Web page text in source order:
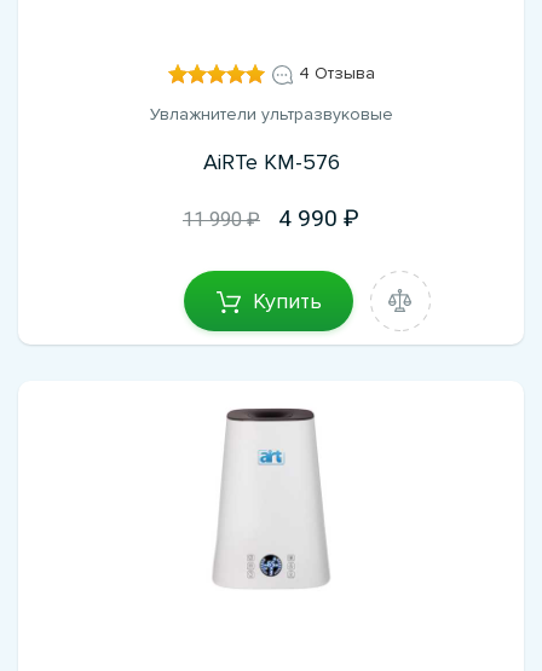
4 Отзыва
Увлажнители ультразвуковые
AiRTe KM-576
11 990 ₽ 4 990
Купить